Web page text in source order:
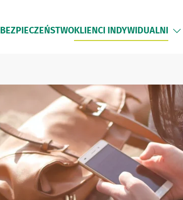
BEZPIECZEŃSTWOKLIENCI INDYWIDUALNI